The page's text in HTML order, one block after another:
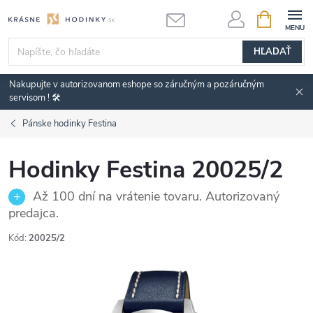
na
obsah
HĽADAŤ
KOŠÍK
Nakupujte v autorizovanom eshope so záručným a pozáručným
servisom ! 🛠️
Pánske hodinky Festina
Hodinky Festina 20025/2
Až 100 dní na vrátenie tovaru. Autorizovaný
predajca.
Kód: 20025/2